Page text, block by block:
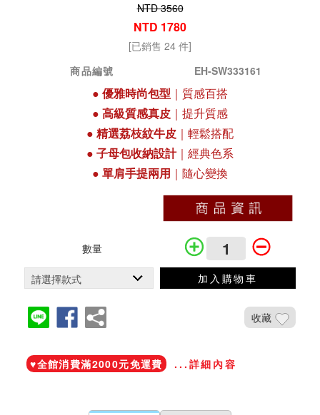
NTD 3560
NTD 1780
[已銷售 24 件]
商品編號
EH-SW333161
● 優雅時尚包型 ｜質感百搭
● 高級質感真皮 ｜提升質感
● 精選荔枝紋牛皮 ｜輕鬆搭配
● 子母包收納設計｜經典色系
● 單肩手提兩用 ｜隨心變換
數量
加入購物車
收藏
♥️全館消費滿2000元免運費 ...詳細內容